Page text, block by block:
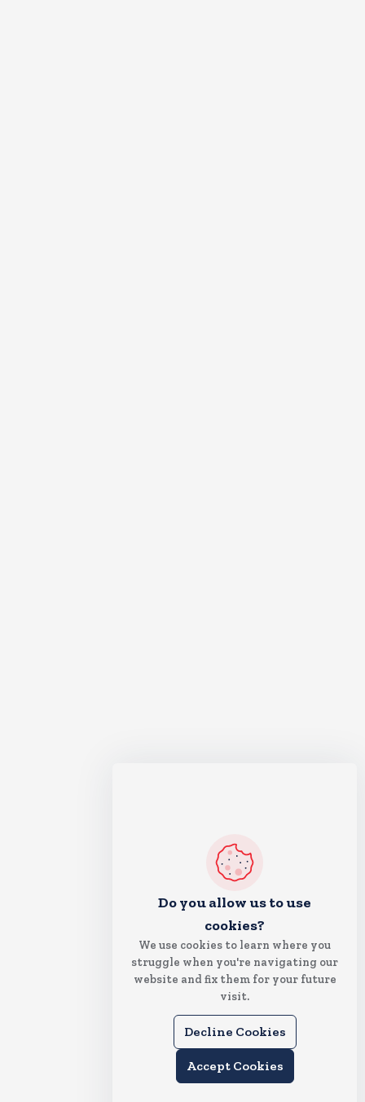
Do you allow us to use
cookies?
We use cookies to learn where you
struggle when you're navigating our
website and fix them for your future
visit.
Decline Cookies
Accept Cookies